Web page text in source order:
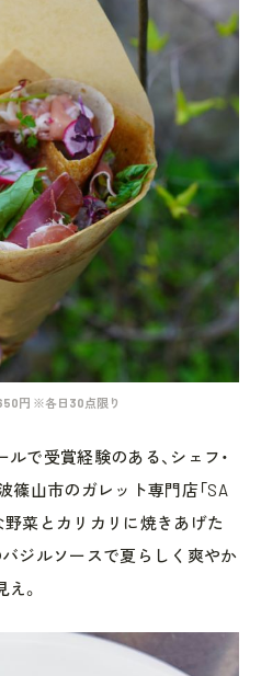
円 ※各日30点限り
で受賞経験のある、シェフ・
篠山市のガレット専門店「SA
野菜とカリカリに焼きあげた
ジルソースで夏らしく爽やか
。